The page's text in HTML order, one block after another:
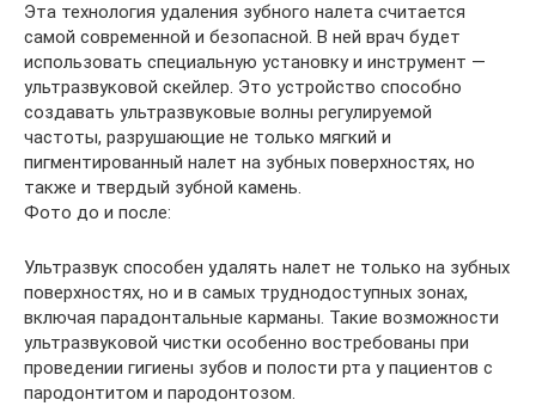
Эта технология удаления зубного налета считается
самой современной и безопасной. В ней врач будет
использовать специальную установку и инструмент —
ультразвуковой скейлер. Это устройство способно
создавать ультразвуковые волны регулируемой
частоты, разрушающие не только мягкий и
пигментированный налет на зубных поверхностях, но
также и твердый зубной камень.
Фото до и после:
Ультразвук способен удалять налет не только на зубных
поверхностях, но и в самых труднодоступных зонах,
включая парадонтальные карманы. Такие возможности
ультразвуковой чистки особенно востребованы при
проведении гигиены зубов и полости рта у пациентов с
пародонтитом и пародонтозом.